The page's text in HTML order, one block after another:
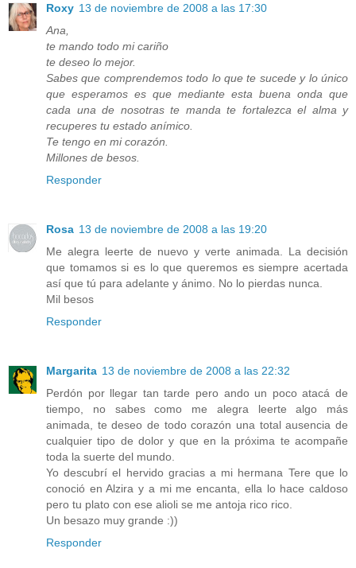
Roxy 13 de noviembre de 2008 a las 17:30
Ana,
te mando todo mi cariño
te deseo lo mejor.
Sabes que comprendemos todo lo que te sucede y lo único
que esperamos es que mediante esta buena onda que
cada una de nosotras te manda te fortalezca el alma y
recuperes tu estado anímico.
Te tengo en mi corazón.
Millones de besos.
Responder
Rosa 13 de noviembre de 2008 a las 19:20
Me alegra leerte de nuevo y verte animada. La decisión
que tomamos si es lo que queremos es siempre acertada
así que tú para adelante y ánimo. No lo pierdas nunca.
Mil besos
Responder
Margarita 13 de noviembre de 2008 a las 22:32
Perdón por llegar tan tarde pero ando un poco atacá de
tiempo, no sabes como me alegra leerte algo más
animada, te deseo de todo corazón una total ausencia de
cualquier tipo de dolor y que en la próxima te acompañe
toda la suerte del mundo.
Yo descubrí el hervido gracias a mi hermana Tere que lo
conoció en Alzira y a mi me encanta, ella lo hace caldoso
pero tu plato con ese alioli se me antoja rico rico.
Un besazo muy grande :))
Responder